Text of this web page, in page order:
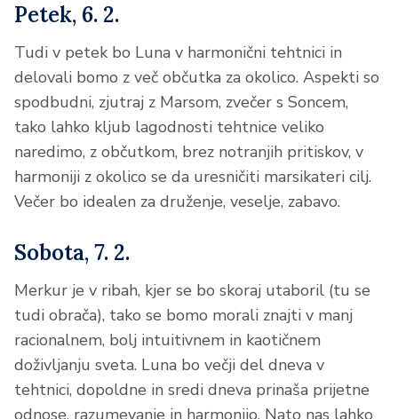
Petek, 6. 2.
Tudi v petek bo Luna v harmonični tehtnici in
delovali bomo z več občutka za okolico. Aspekti so
spodbudni, zjutraj z Marsom, zvečer s Soncem,
tako lahko kljub lagodnosti tehtnice veliko
naredimo, z občutkom, brez notranjih pritiskov, v
harmoniji z okolico se da uresničiti marsikateri cilj.
Večer bo idealen za druženje, veselje, zabavo.
Sobota, 7. 2.
Merkur je v ribah, kjer se bo skoraj utaboril (tu se
tudi obrača), tako se bomo morali znajti v manj
racionalnem, bolj intuitivnem in kaotičnem
doživljanju sveta. Luna bo večji del dneva v
tehtnici, dopoldne in sredi dneva prinaša prijetne
odnose, razumevanje in harmonijo. Nato nas lahko